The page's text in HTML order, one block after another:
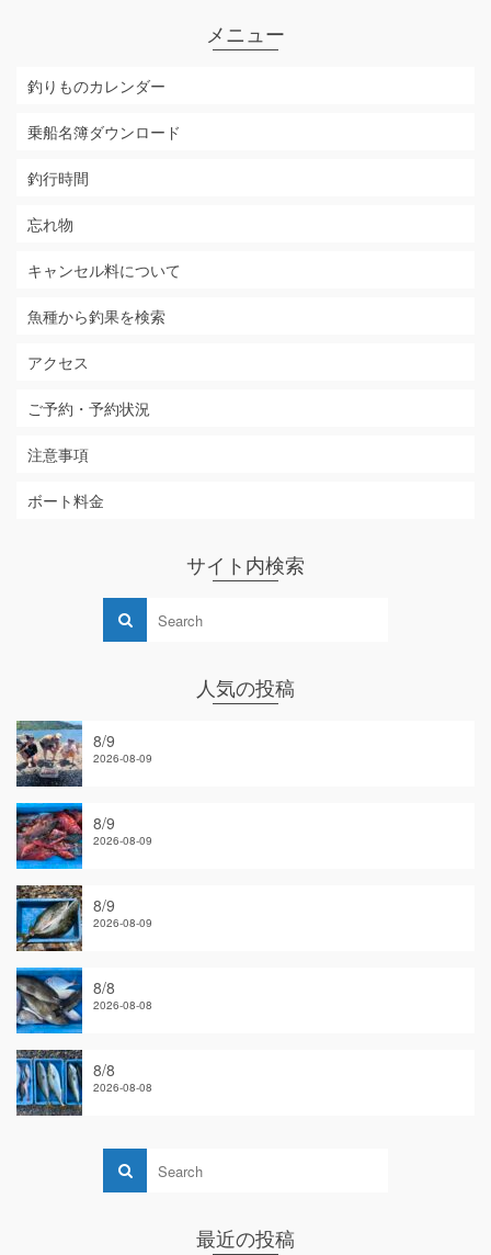
メニュー
釣りものカレンダー
乗船名簿ダウンロード
釣行時間
忘れ物
キャンセル料について
魚種から釣果を検索
アクセス
ご予約・予約状況
注意事項
ボート料金
サイト内検索
人気の投稿
8/9
2026-08-09
8/9
2026-08-09
8/9
2026-08-09
8/8
2026-08-08
8/8
2026-08-08
最近の投稿